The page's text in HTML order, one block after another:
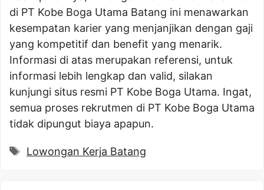
di PT Kobe Boga Utama Batang ini menawarkan
kesempatan karier yang menjanjikan dengan gaji
yang kompetitif dan benefit yang menarik.
Informasi di atas merupakan referensi, untuk
informasi lebih lengkap dan valid, silakan
kunjungi situs resmi PT Kobe Boga Utama. Ingat,
semua proses rekrutmen di PT Kobe Boga Utama
tidak dipungut biaya apapun.
Tags
Lowongan Kerja Batang